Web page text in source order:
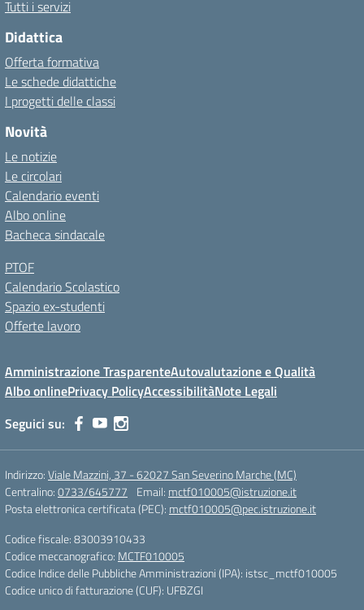
Tutti i servizi
Didattica
Offerta formativa
Le schede didattiche
I progetti delle classi
Novità
Le notizie
Le circolari
Calendario eventi
Albo online
Bacheca sindacale
PTOF
Calendario Scolastico
Spazio ex-studenti
Offerte lavoro
Amministrazione TrasparenteAutovalutazione e Qualità
Albo onlinePrivacy PolicyAccessibilitàNote Legali
Seguici su:
Indirizzo:Viale Mazzini, 37 - 62027 San Severino Marche (MC)
Centralino:0733/645777 Email: mctf010005@istruzione.it
Posta elettronica certificata (PEC): mctf010005@pec.istruzione.it
Codice fiscale: 83003910433
Codice meccanografico: MCTF010005
Codice Indice delle Pubbliche Amministrazioni (IPA): istsc_mctf010005
Codice unico di fatturazione (CUF): UFBZGI